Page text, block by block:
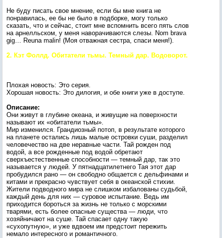
Не буду писать свое мнение, если бы мне книга не
понравилась, ее бы не было в подборке, могу только
сказать, что и сейчас, стоит мне вспомнить всего пять слов
на арнелльском, у меня наворачиваются слезы. Nom brava
gig… Reuna malin! (Моя отважная сестра, спаси меня!).
2. Кэт Фоллд. Обитатели тьмы. Темный дар. Водоворот.
Плохая новость: Это серия.
Хорошая новость: Это дилогия, и обе книги уже в доступе.
Описание:
Они живут в глубине океана, и живущие на поверхности
называют их «обитатели тьмы».
Мир изменился. Грандиозный потоп, в результате которого
на планете остались лишь малые островки суши, разделил
человечество на две неравные части. Тай рожден под
водой, а все рожденные под водой обретают
сверхъестественные способности — темный дар, так это
называется у людей. У пятнадцатилетнего Тая этот дар
пробудился рано — он свободно общается с дельфинами и
китами и прекрасно чувствует себя в океанской стихии.
Жители подводного мира не слишком избалованы судьбой,
каждый день для них — суровое испытание. Ведь им
приходится бороться за жизнь не только с морскими
тварями, есть более опасные существа — люди, что
хозяйничают на суше. Тай спасает одну такую
«сухопутную», и уже вдвоем им предстоит пережить
немало интересного и романтичного.